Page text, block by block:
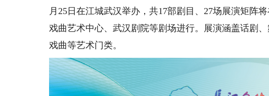
月25日在江城武汉举办，共17部剧目、27场展演矩阵
戏曲艺术中心、武汉剧院等剧场进行。展演涵盖话剧
戏曲等艺术门类。